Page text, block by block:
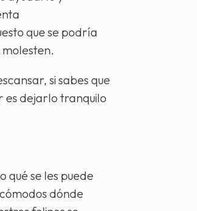
que se podría
si sabes que
es dejarlo tranquilo
qué se les puede
dónde